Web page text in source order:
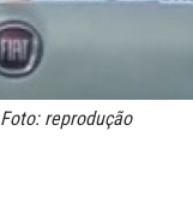
Foto: reprodução